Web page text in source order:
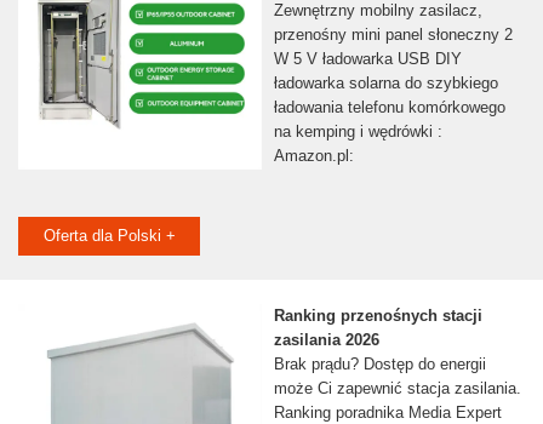
Zewnętrzny mobilny zasilacz,
przenośny mini panel słoneczny 2
W 5 V ładowarka USB DIY
ładowarka solarna do szybkiego
ładowania telefonu komórkowego
na kemping i wędrówki :
Amazon.pl:
Oferta dla Polski +
Ranking przenośnych stacji
zasilania 2026
Brak prądu? Dostęp do energii
może Ci zapewnić stacja zasilania.
Ranking poradnika Media Expert